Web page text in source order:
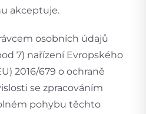
akceptuje.
osobních údajů
7) nařízení Evropského
2016/679 o ochraně
se zpracováním
pohybu těchto